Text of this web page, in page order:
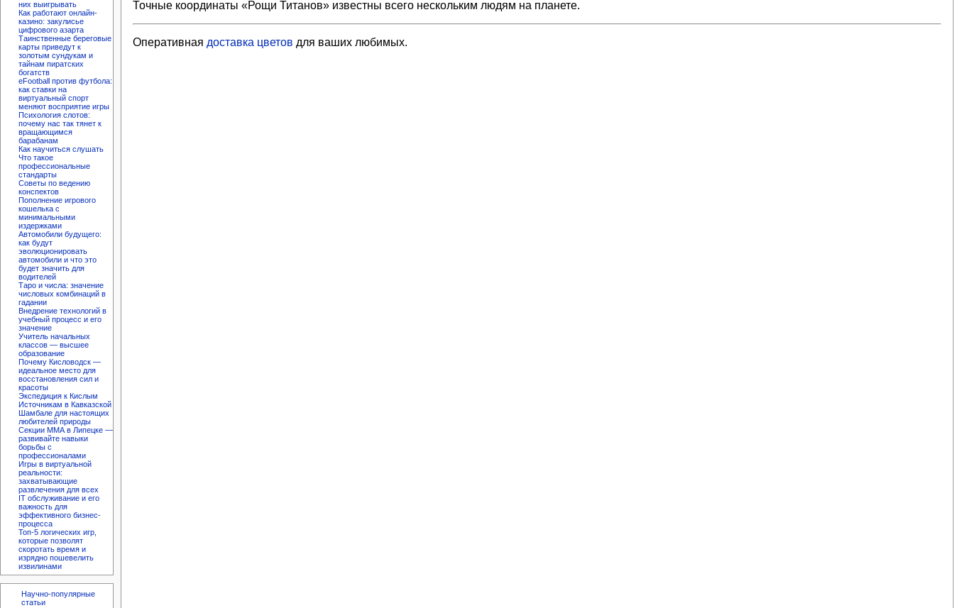
них выигрывать
Как работают онлайн-
казино: закулисье
цифрового азарта
Таинственные береговые
карты приведут к
золотым сундукам и
тайнам пиратских
богатств
eFootball против футбола:
как ставки на
виртуальный спорт
меняют восприятие игры
Психология слотов:
почему нас так тянет к
вращающимся
барабанам
Как научиться слушать
Что такое
профессиональные
стандарты
Советы по ведению
конспектов
Пополнение игрового
кошелька с
минимальными
издержками
Автомобили будущего:
как будут
эволюционировать
автомобили и что это
будет значить для
водителей
Таро и числа: значение
числовых комбинаций в
гадании
Внедрение технологий в
учебный процесс и его
значение
Учитель начальных
классов — высшее
образование
Почему Кисловодск —
идеальное место для
восстановления сил и
красоты
Экспедиция к Кислым
Источникам в Кавказской
Шамбале для настоящих
любителей природы
Секции ММА в Липецке —
развивайте навыки
борьбы с
профессионалами
Игры в виртуальной
реальности:
захватывающие
развлечения для всех
IT обслуживание и его
важность для
эффективного бизнес-
процесса
Топ-5 логических игр,
которые позволят
скоротать время и
изрядно пошевелить
извилинами
Научно-популярные
статьи
Точные координаты «Рощи Титанов» известны всего нескольким людям на планете.
Оперативная доставка цветов для ваших любимых.